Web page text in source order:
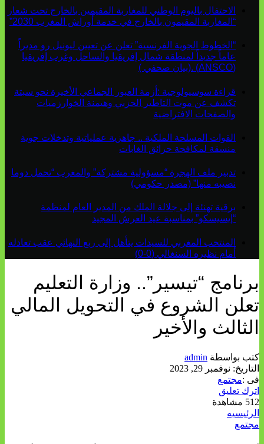
الاحتفال باليوم الوطني للمغاربة المقيمين بالخارج تحت شعار
“المغاربة المقيمون بالخارج في خدمة أوراش المغرب 2030”
“الخطوط الجوية الفرنسية” تعلن عن تعيين ليونيل رو مديراً
عاماً جديداً لمنطقة شمال إفريقيا والساحل وغرب إفريقيا
(ANSCO) .(بيان صحفي )
قراءة سوسيولوجية :أزمة العبور الجماعي الأخيرة نحو سبتة
تكشف عن موت التاطير الحزبي وهيمنة الخوارزميات
والصفحات الافتراضية
القوات المسلحة الملكية .. جاهزية عملياتية وتدخلات جوية
منسقة لمكافحة حرائق الغابات
تدبير ملف الهجرة “مسؤولية مشتركة” والمغرب “تحمل دوما
نصيبه منها” (مصدر حكومي)
برقية تهنئة إلى جلالة الملك من المدير العام لمنظمة
“إيسيسكو” بمناسبة عيد العرش المجيد
المنتخب المغربي للسيدات يتأهل إلى ربع النهائي عقب تعادله
أمام نظيره السنغالي (0-0)
برنامج “تيسير”.. وزارة التعليم
تعلن الشروع في التحويل المالي
الثالث والأخير
كتب بواسطة admin
التاريخ: نوفمبر 29, 2023
فى :مجتمع
اترك تعليق
512 مشاهدة
الرئيسيه
مجتمع